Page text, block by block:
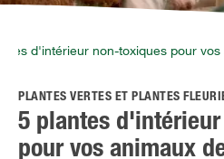
Qui sommes-nous ?
Promotions
d'intérieur non-toxiques pour
PLANTES VERTES ET PLANTES
5 plantes
pour vos animaux